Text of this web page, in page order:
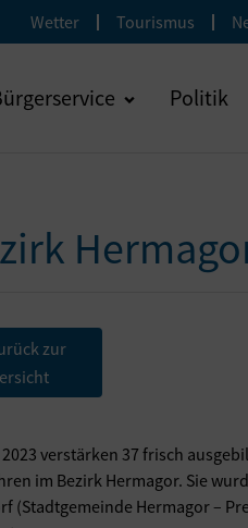
Wetter Tourismus
Politik
zur
verstärken 37 frisch
im Bezirk Hermagor. Sie
(Stadtgemeinde Hermagor –